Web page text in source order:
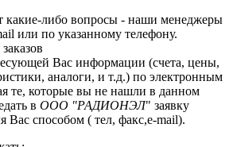
какие-либо вопросы - наши менеджеры
или по указанному телефону.
Вас информации (счета, цены,
аналоги, и т.д.) по электронным
те, которые вы не нашли в данном
в ООО "РАДИОНЭЛ" заявку
Вас способом ( тел, факс,e-mail).